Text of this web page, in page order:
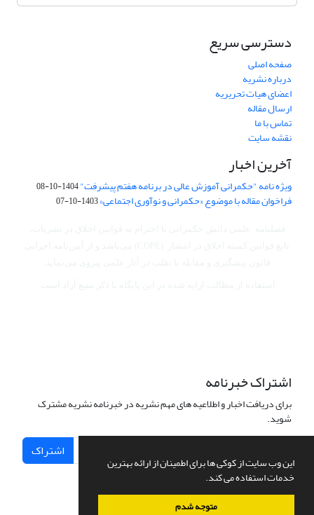
این وب سایت از کوکی ها برای اطمینان از ارائه بهترین
خدمات استفاده می کند.
متوجه شدم
دسترسی سریع
صفحه اصلی
درباره نشریه
اعضای هیات تحریریه
ارسال مقاله
تماس با ما
نقشه سایت
آخرین اخبار
ویژه نامه "حکمرانی آموزش عالی در برنامه هفتم پیشرفت"1404-10-08
فراخوان مقاله با موضوع «حکمرانی و نوآوری اجتماعی»1403-10-07
اشتراک خبرنامه
برای دریافت اخبار و اطلاعیه های مهم نشریه در خبرنامه نشریه مشترک
شوید.
اشتراک